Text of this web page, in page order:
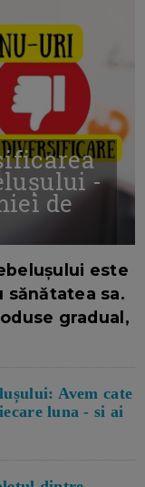
-
de
este
sa.
gradual,
Avem cate
luna - si ai